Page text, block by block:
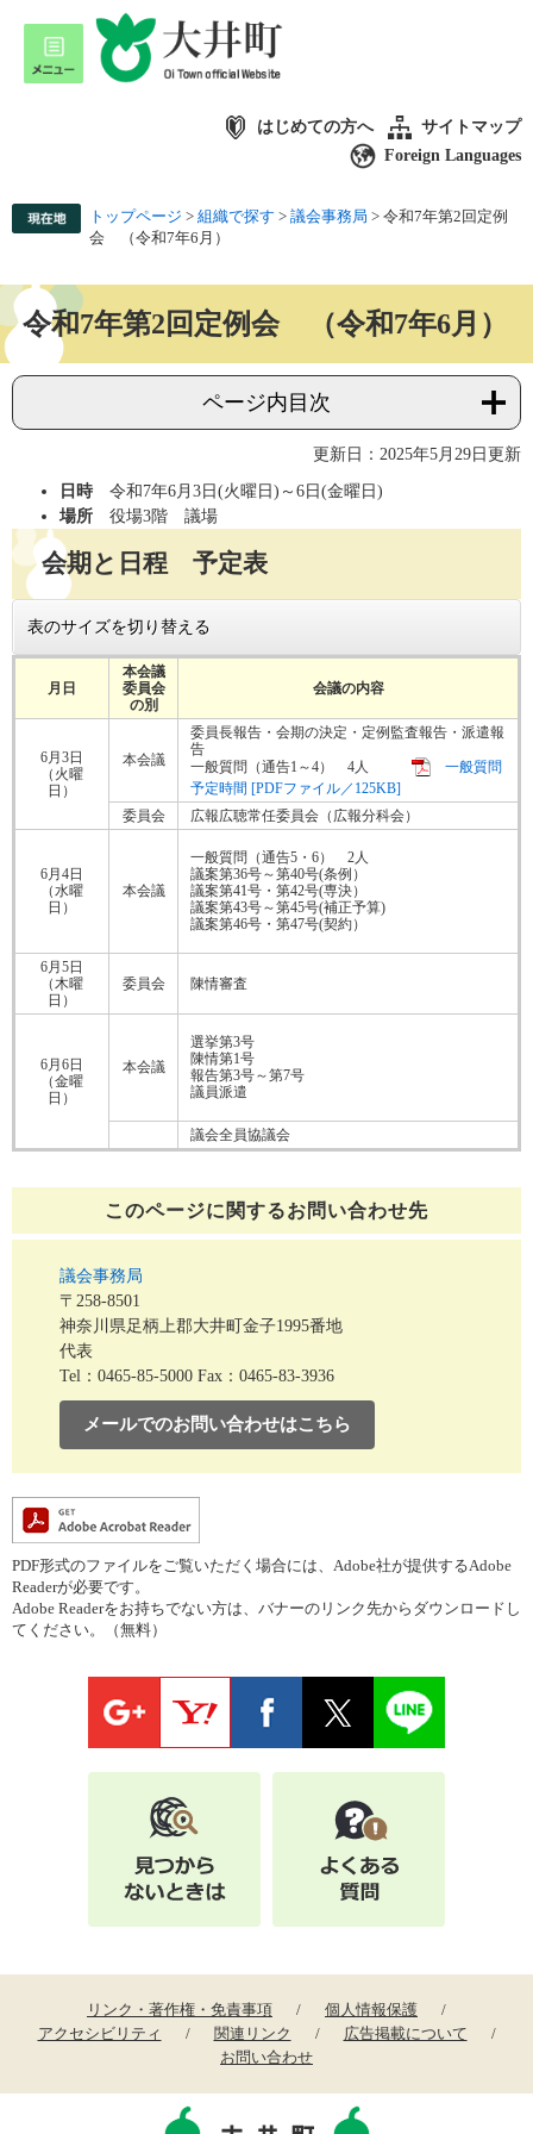
はじめての方へ
サイトマップ
Foreign Languages
トップページ > 組織で探す > 議会事務局 > 令和7年第2回定例
会 （令和7年6月）
令和7年第2回定例会 （令和7年6月）
ページ内目次
更新日：2025年5月29日更新
日時 令和7年6月3日(火曜日)～6日(金曜日)
場所 役場3階 議場
会期と日程 予定表
表のサイズを切り替える
月日
本会議
委員会
の別
会議の内容
6月3日
（火曜
日）
本会議
委員長報告・会期の決定・定例監査報告・派遣報
告
一般質問（通告1～4） 4人
一般質問
予定時間 [PDFファイル／125KB]
委員会
広報広聴常任委員会（広報分科会）
6月4日
（水曜
日）
本会議
一般質問（通告5・6） 2人
​議案第36号～第40号(条例）
​議案第41号・第42号(専決）
議案第43号～第45号(補正予算)
​議案第46号・第47号(契約）
6月5日
（木曜
日）
委員会 ​陳情審査
6月6日
（金曜
日）
本会議
選挙第3号
陳情第1号
報告第3号～第7号
議員派遣
議会全員協議会
このページに関するお問い合わせ先
議会事務局
〒258-8501
神奈川県足柄上郡大井町金子1995番地
代表
Tel：0465-85-5000 Fax：0465-83-3936
メールでのお問い合わせはこちら
PDF形式のファイルをご覧いただく場合には、Adobe社が提供するAdobe
Readerが必要です。
Adobe Readerをお持ちでない方は、バナーのリンク先からダウンロードし
てください。（無料）
リンク・著作権・免責事項
個人情報保護
アクセシビリティ
関連リンク
広告掲載について
お問い合わせ